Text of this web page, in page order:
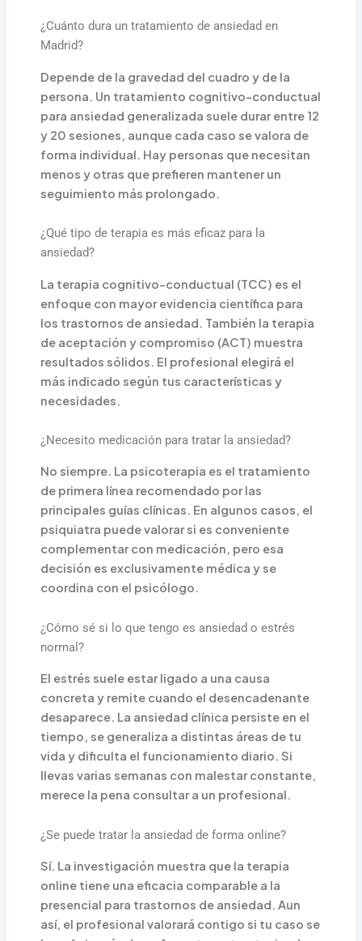
¿Cuánto dura un tratamiento de ansiedad en
Madrid?
Depende de la gravedad del cuadro y de la
persona. Un tratamiento cognitivo-conductual
para ansiedad generalizada suele durar entre 12
y 20 sesiones, aunque cada caso se valora de
forma individual. Hay personas que necesitan
menos y otras que prefieren mantener un
seguimiento más prolongado.
¿Qué tipo de terapia es más eficaz para la
ansiedad?
La terapia cognitivo-conductual (TCC) es el
enfoque con mayor evidencia científica para
los trastornos de ansiedad. También la terapia
de aceptación y compromiso (ACT) muestra
resultados sólidos. El profesional elegirá el
más indicado según tus características y
necesidades.
¿Necesito medicación para tratar la ansiedad?
No siempre. La psicoterapia es el tratamiento
de primera línea recomendado por las
principales guías clínicas. En algunos casos, el
psiquiatra puede valorar si es conveniente
complementar con medicación, pero esa
decisión es exclusivamente médica y se
coordina con el psicólogo.
¿Cómo sé si lo que tengo es ansiedad o estrés
normal?
El estrés suele estar ligado a una causa
concreta y remite cuando el desencadenante
desaparece. La ansiedad clínica persiste en el
tiempo, se generaliza a distintas áreas de tu
vida y dificulta el funcionamiento diario. Si
llevas varias semanas con malestar constante,
merece la pena consultar a un profesional.
¿Se puede tratar la ansiedad de forma online?
Sí. La investigación muestra que la terapia
online tiene una eficacia comparable a la
presencial para trastornos de ansiedad. Aun
así, el profesional valorará contigo si tu caso se